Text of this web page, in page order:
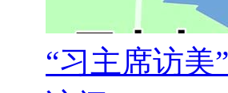
“习主席访